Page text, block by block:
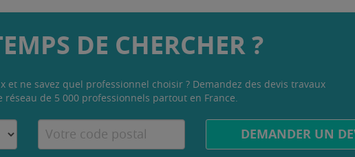
DE CHERCHER ?
et ne savez quel professionnel choisir ? Demandez des devis travaux
réseau de 5 000 professionnels partout en France.
DEMANDER UN